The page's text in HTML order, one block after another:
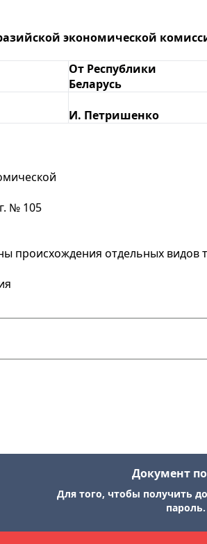
экономической
От Республики
Беларусь
И. Петришенко
№ 105
происхождения отдельных видов
Документ
Для того, чтобы получить